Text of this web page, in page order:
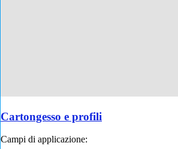
Cartongesso e profili
Campi di applicazione: